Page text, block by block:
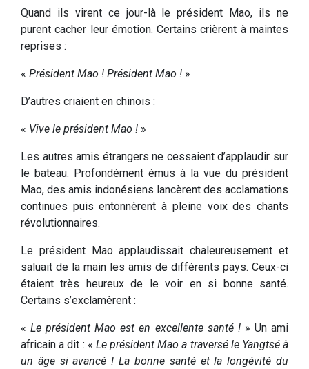
Quand ils virent ce jour-là le président Mao, ils ne
purent cacher leur émotion. Certains crièrent à maintes
reprises :
« Président Mao ! Président Mao ! »
D’autres criaient en chinois :
« Vive le président Mao ! »
Les autres amis étrangers ne cessaient d’applaudir sur
le bateau. Profondément émus à la vue du président
Mao, des amis indonésiens lancèrent des acclamations
continues puis entonnèrent à pleine voix des chants
révolutionnaires.
Le président Mao applaudissait chaleureusement et
saluait de la main les amis de différents pays. Ceux-ci
étaient très heureux de le voir en si bonne santé.
Certains s’exclamèrent :
«Le président Mao est en excellente santé !» Un ami
africain a dit : « Le président Mao a traversé le Yangtsé à
un âge si avancé ! La bonne santé et la longévité du